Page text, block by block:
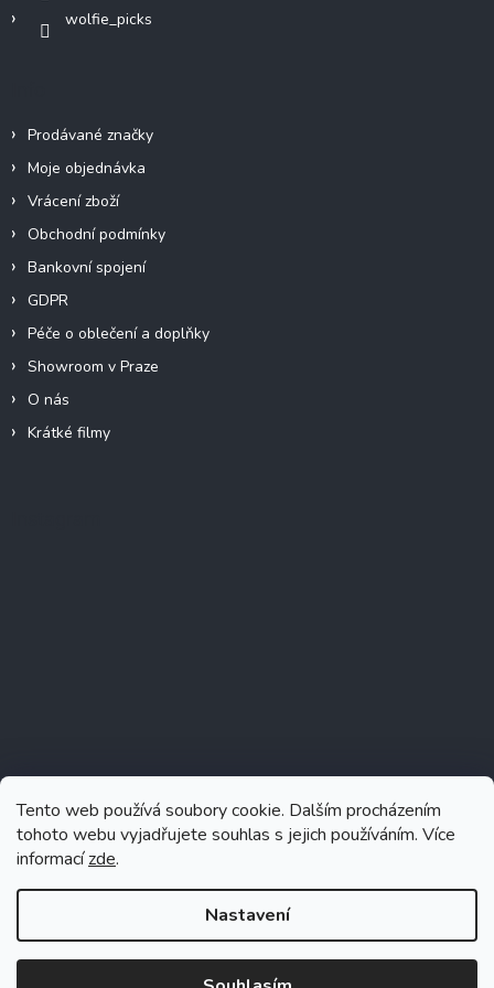
Tento web používá soubory cookie. Dalším procházením
tohoto webu vyjadřujete souhlas s jejich používáním. Více
informacízde.
Nastavení
wolfie_picks
Prodávané značky
Moje objednávka
Vrácení zboží
Obchodní podmínky
Bankovní spojení
GDPR
Péče o oblečení a doplňky
Showroom v Praze
O nás
Krátké filmy
Sledovat na Instagramu